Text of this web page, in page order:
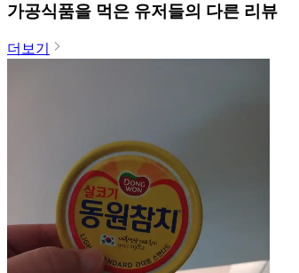
가공식품을 먹은 유저들의 다른 리뷰
더보기